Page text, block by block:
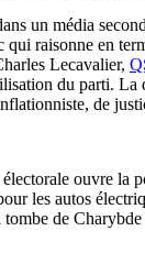
un média
raisonne en
Lecavalier,
du parti.
de
ouvre la
les autos
de